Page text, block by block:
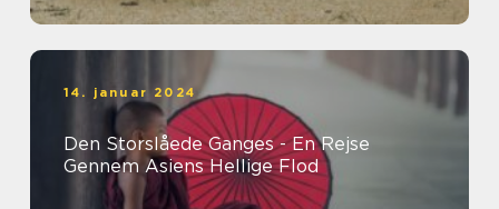
14. januar 2024
Den Storslåede Ganges - En Rejse
Gennem Asiens Hellige Flod